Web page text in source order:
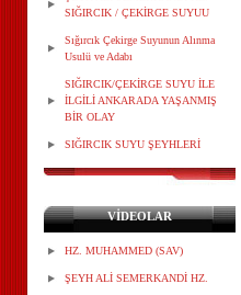
SIĞIRCIK / ÇEKİRGE SUYUU
Sığırcık Çekirge Suyunun Alınma
Usulü ve Adabı
SIĞIRCIK/ÇEKİRGE SUYU İLE
İLGİLİ ANKARADA YAŞANMIŞ
BİR OLAY
SIĞIRCIK SUYU ŞEYHLERİ
VİDEOLAR
HZ. MUHAMMED (SAV)
ŞEYH ALİ SEMERKANDİ HZ.